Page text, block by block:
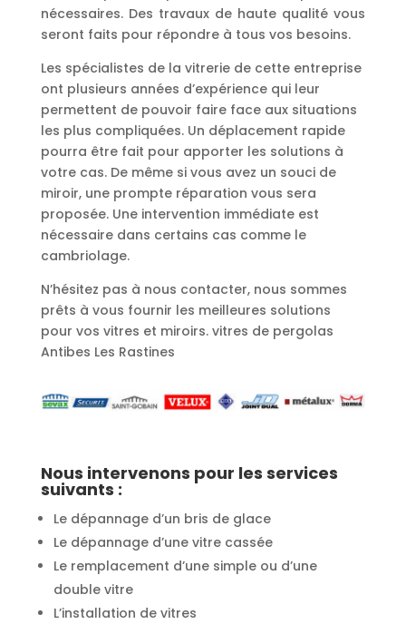
nécessaires. Des travaux de haute qualité vous
seront faits pour répondre à tous vos besoins.
Les spécialistes de la vitrerie de cette entreprise
ont plusieurs années d’expérience qui leur
permettent de pouvoir faire face aux situations
les plus compliquées. Un déplacement rapide
pourra être fait pour apporter les solutions à
votre cas. De même si vous avez un souci de
miroir, une prompte réparation vous sera
proposée. Une intervention immédiate est
nécessaire dans certains cas comme le
cambriolage.
N’hésitez pas à nous contacter, nous sommes
prêts à vous fournir les meilleures solutions
pour vos vitres et miroirs. vitres de pergolas
Antibes Les Rastines
Nous intervenons pour les services
suivants :
Le dépannage d’un bris de glace
Le dépannage d’une vitre cassée
Le remplacement d’une simple ou d’une
double vitre
L’installation de vitres